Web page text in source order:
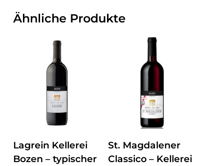
Ähnliche Produkte
ZUM PRODUKT
Lagrein Kellerei
Bozen – typischer
ZUM PRODUKT
St. Magdalener
Classico – Kellerei